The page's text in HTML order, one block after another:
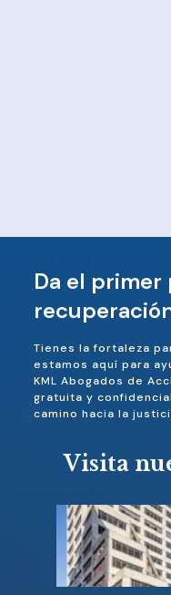
Da el primer
Tienes la fortaleza
estamos aquí para
KML Abogados de
gratuita y
camino hacia la
Visita